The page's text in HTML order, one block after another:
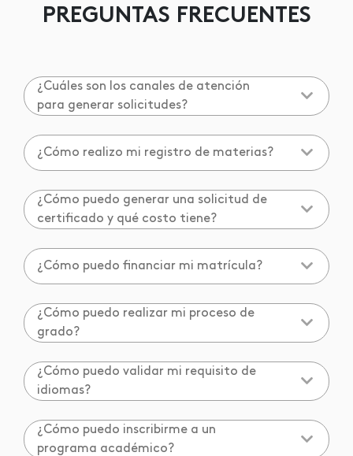
PREGUNTAS FRECUENTES
¿Cuáles son los canales de atención
para generar solicitudes?
¿Cómo realizo mi registro de materias?
¿Cómo puedo generar una solicitud de
certificado y qué costo tiene?
¿Cómo puedo financiar mi matrícula?
¿Cómo puedo realizar mi proceso de
grado?
¿Cómo puedo validar mi requisito de
idiomas?
¿Cómo puedo inscribirme a un
programa académico?